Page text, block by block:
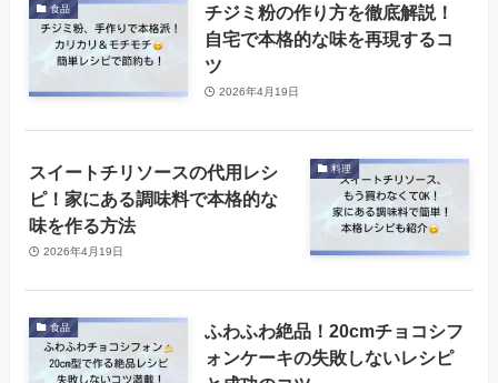
食品
チジミ粉の作り方を徹底解説！
自宅で本格的な味を再現するコ
ツ
2026年4月19日
料理
スイートチリソースの代用レシ
ピ！家にある調味料で本格的な
味を作る方法
2026年4月19日
食品
ふわふわ絶品！20cmチョコシフ
ォンケーキの失敗しないレシピ